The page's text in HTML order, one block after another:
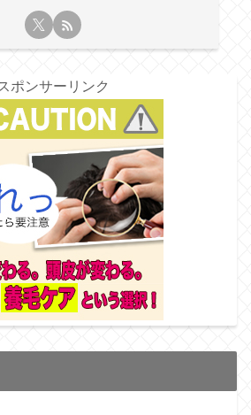
ポンサーリンク